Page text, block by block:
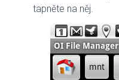
tapněte na něj.